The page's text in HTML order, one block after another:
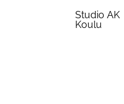
Studio AK
Koulu